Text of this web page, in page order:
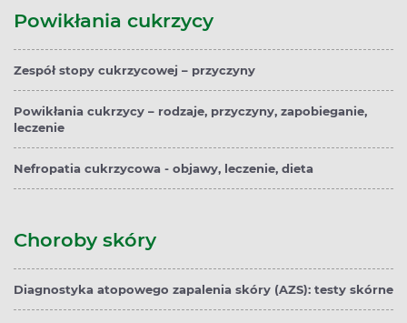
Powikłania cukrzycy
Zespół stopy cukrzycowej – przyczyny
Powikłania cukrzycy – rodzaje, przyczyny, zapobieganie,
leczenie
Nefropatia cukrzycowa - objawy, leczenie, dieta
Choroby skóry
Diagnostyka atopowego zapalenia skóry (AZS): testy skórne